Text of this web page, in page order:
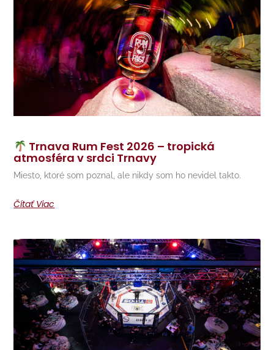
Trnava Rum Fest 2026 – tropická
atmosféra v srdci Trnavy
Miesto, ktoré som poznal, ale nikdy som ho nevidel takto.
Čítať Viac